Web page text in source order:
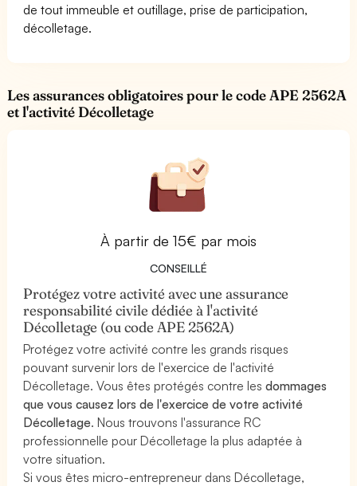
de tout immeuble et outillage, prise de participation,
décolletage.
Les assurances obligatoires pour le code APE 2562A
et l'activité Décolletage
À partir de 15€ par mois
CONSEILLÉ
Protégez votre activité avec une assurance
responsabilité civile dédiée à l'activité
Décolletage (ou code APE 2562A)
Protégez votre activité contre les grands risques
pouvant survenir lors de l'exercice de l'activité
Décolletage. Vous êtes protégés contre lesdommages
que vous causez lors de l'exercice de votre activité
Décolletage. Nous trouvons l'assurance RC
professionnelle pour Décolletage la plus adaptée à
votre situation.
Si vous êtes micro-entrepreneur dans Décolletage,